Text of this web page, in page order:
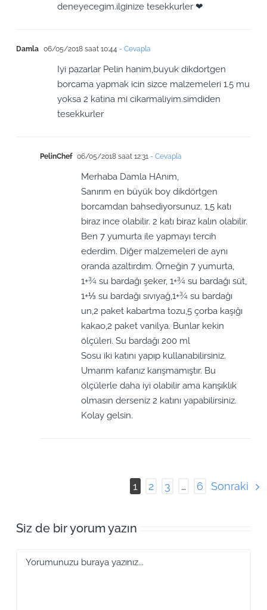
deneyecegim.ilginize tesekkurler ❤
Damla 06/05/2018 saat 10:44 - Cevapla
Iyi pazarlar Pelin hanim,buyuk dikdortgen
borcama yapmak icin sizce malzemeleri 1.5 mu
yoksa 2 katina mi cikarmaliyim.simdiden
tesekkurler
PelinChef 06/05/2018 saat 12:31 - Cevapla
Merhaba Damla HAnım,
Sanırım en büyük boy dikdörtgen
borcamdan bahsediyorsunuz. 1,5 katı
biraz ince olabilir. 2 katı biraz kalın olabilir.
Ben 7 yumurta ile yapmayı tercih
ederdim. Diğer malzemeleri de aynı
oranda azaltırdım. Örneğin 7 yumurta,
1+¾ su bardağı şeker, 1+¾ su bardağı süt,
1+⅓ su bardağı sıvıyağ,1+¾ su bardağı
un,2 paket kabartma tozu,5 çorba kaşığı
kakao,2 paket vanilya. Bunlar kekin
ölçüleri. Su bardağı 200 ml
Sosu iki katını yapıp kullanabilirsiniz.
Umarım kafanız karışmamıştır. Bu
ölçülerle daha iyi olabilir ama karışıklık
olmasın derseniz 2 katını yapabilirsiniz.
Kolay gelsin.
1 2 3 … 6 Sonraki
Siz de bir yorum yazın